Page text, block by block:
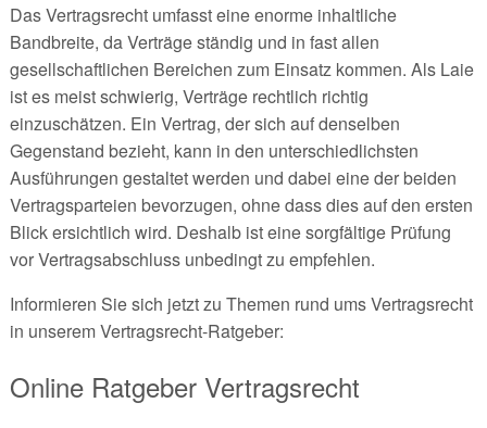
Das Vertragsrecht umfasst eine enorme inhaltliche
Bandbreite, da Verträge ständig und in fast allen
gesellschaftlichen Bereichen zum Einsatz kommen. Als Laie
ist es meist schwierig, Verträge rechtlich richtig
einzuschätzen. Ein Vertrag, der sich auf denselben
Gegenstand bezieht, kann in den unterschiedlichsten
Ausführungen gestaltet werden und dabei eine der beiden
Vertragsparteien bevorzugen, ohne dass dies auf den ersten
Blick ersichtlich wird. Deshalb ist eine sorgfältige Prüfung
vor Vertragsabschluss unbedingt zu empfehlen.
Informieren Sie sich jetzt zu Themen rund ums Vertragsrecht
in unserem Vertragsrecht-Ratgeber:
Online Ratgeber Vertragsrecht